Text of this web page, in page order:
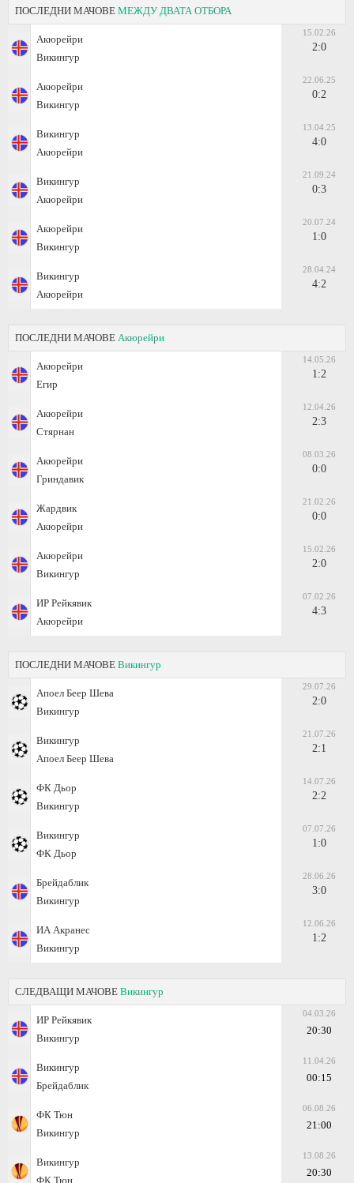
ПОСЛЕДНИ МАЧОВЕ МЕЖДУ ДВАТА ОТБОРА
Акюрейри
Викингур
15.02.26
2:0
Акюрейри
Викингур
22.06.25
0:2
Викингур
Акюрейри
13.04.25
4:0
Викингур
Акюрейри
21.09.24
0:3
Акюрейри
Викингур
20.07.24
1:0
Викингур
Акюрейри
28.04.24
4:2
ПОСЛЕДНИ МАЧОВЕ Акюрейри
Акюрейри
Егир
14.05.26
1:2
Акюрейри
Стярнан
12.04.26
2:3
Акюрейри
Гриндавик
08.03.26
0:0
Жардвик
Акюрейри
21.02.26
0:0
Акюрейри
Викингур
15.02.26
2:0
ИР Рейкявик
Акюрейри
07.02.26
4:3
ПОСЛЕДНИ МАЧОВЕ Викингур
Апоел Беер Шева
Викингур
29.07.26
2:0
Викингур
Апоел Беер Шева
21.07.26
2:1
ФК Дьор
Викингур
14.07.26
2:2
Викингур
ФК Дьор
07.07.26
1:0
Брейдаблик
Викингур
28.06.26
3:0
ИА Акранес
Викингур
12.06.26
1:2
СЛЕДВАЩИ МАЧОВЕ Викингур
ИР Рейкявик
Викингур
04.03.26
20:30
Викингур
Брейдаблик
11.04.26
00:15
ФК Тюн
Викингур
06.08.26
21:00
Викингур
ФК Тюн
13.08.26
20:30